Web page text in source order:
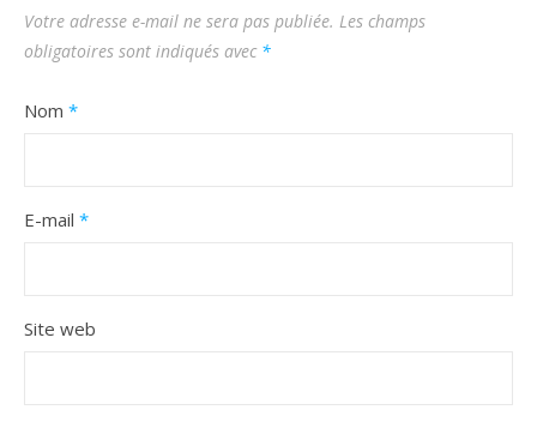
Votre adresse e-mail ne sera pas publiée. Les champs
obligatoires sont indiqués avec *
Nom *
E-mail *
Site web